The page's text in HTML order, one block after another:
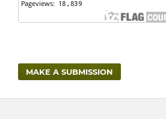
MAKE A SUBMISSION